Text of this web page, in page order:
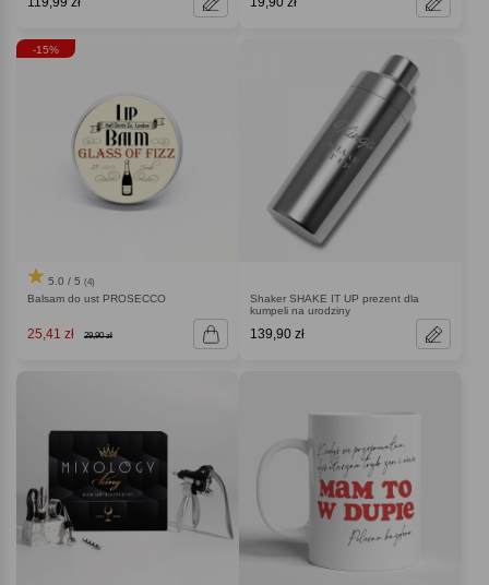
-15%
5.0 / 5 (4)
Balsam do ust PROSECCO
25,41 zł 29,90 zł
Shaker SHAKE IT UP prezent dla
kumpeli na urodziny
139,90 zł